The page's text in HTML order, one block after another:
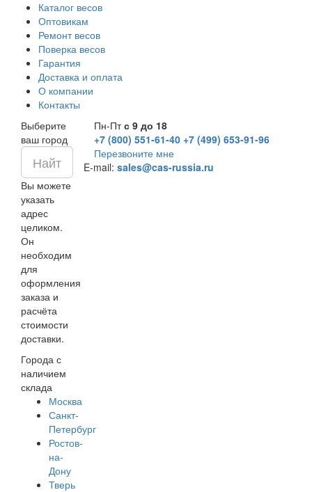
Каталог весов
Оптовикам
Ремонт весов
Поверка весов
Гарантия
Доставка и оплата
О компании
Контакты
Выберите
ваш город
Вы можете
указать
адрес
целиком.
Он
необходим
для
оформления
заказа и
расчёта
стоимости
доставки.
Города с
наличием
склада
Москва
Санкт-
Петербург
Ростов-
на-
Дону
Тверь
Пн-Птс 9 до 18
+7 (800) 551-61-40 +7 (499) 653-91-96
Перезвоните мне
E-mail: sales@cas-russia.ru